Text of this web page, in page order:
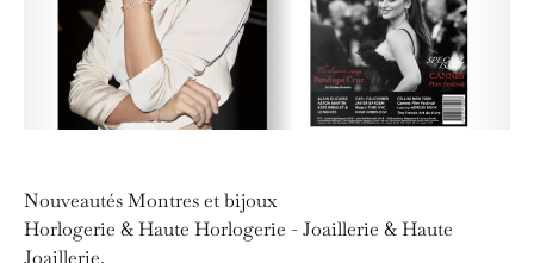
Nouveautés Montres et bijoux
Horlogerie & Haute Horlogerie - Joaillerie & Haute
Joaillerie.